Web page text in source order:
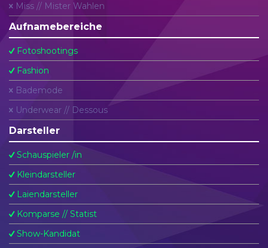
Miss // Mister Wahlen
Aufnamebereiche
Fotoshootings
Fashion
Bademode
Underwear // Dessous
Darsteller
Schauspieler /in
Kleindarsteller
Laiendarsteller
Komparse // Statist
Show-Kandidat